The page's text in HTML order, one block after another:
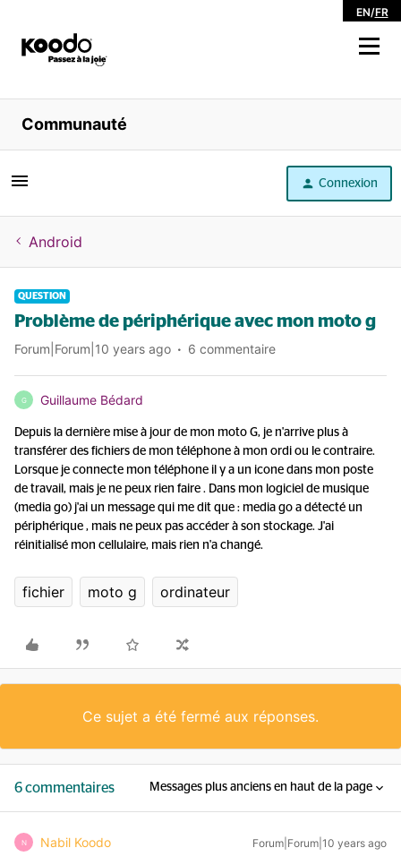
EN/FR
Magasiner
Libre service
Aide
Communauté
Connexion
Android
QUESTION
Problème de périphérique avec mon moto g
Forum|Forum|10 years ago 6 commentaire
G Guillaume Bédard
Depuis la dernière mise à jour de mon moto G, je n'arrive plus à
transférer des fichiers de mon téléphone à mon ordi ou le contraire.
Lorsque je connecte mon téléphone il y a un icone dans mon poste
de travail, mais je ne peux rien faire . Dans mon logiciel de musique
(media go) j'ai un message qui me dit que : media go a détecté un
périphérique , mais ne peux pas accéder à son stockage. J'ai
réinitialisé mon cellulaire, mais rien n'a changé.
fichier moto g ordinateur
Ce sujet a été fermé aux réponses.
6 commentaires Messages plus anciens en haut de la page
N Nabil Koodo Forum|Forum|10 years ago